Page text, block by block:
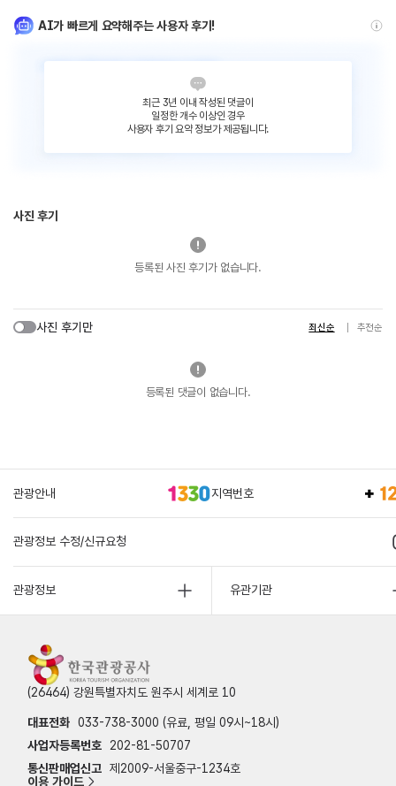
AI가 빠르게 요약해주는 사용자 후기!
최근 3년 이내 작성된 댓글이
일정한 개수 이상인 경우
사용자 후기 요약 정보가 제공됩니다.
사진 후기
등록된 사진 후기가 없습니다.
사진 후기만 최신순 추천순
등록된 댓글이 없습니다.
관광안내 지역번호
관광정보 수정/신규요청
관광정보 유관기관
(26464) 강원특별자치도 원주시 세계로 10
대표전화 033-738-3000 (유료, 평일 09시~18시)
사업자등록번호
202-81-50707
통신판매업신고 제2009-서울중구-1234호
이용 가이드